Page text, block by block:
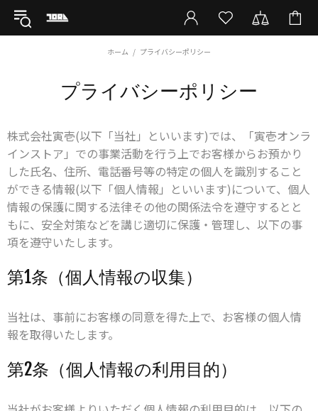
ホーム プライバシーポリシー
プライバシーポリシー
株式会社寅壱(以下「当社」といいます)では、「寅壱オンラ
インストア」での事業活動を行う上でお客様からお預かり
した氏名、住所、電話番号等の特定の個人を識別すること
ができる情報(以下「個人情報」といいます)について、個人
情報の保護に関する法律その他の関係法令を遵守するとと
もに、安全対策などを講じ適切に保護・管理し、以下の事
項を遵守いたします。
第1条（個人情報の収集）
当社は、事前にお客様の同意を得た上で、お客様の個人情
報を取得いたします。
第2条（個人情報の利用目的）